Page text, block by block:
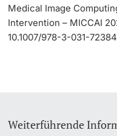
Medical Image
Intervention – MICCAI
10.1007/978-3-031-
Weiterführende